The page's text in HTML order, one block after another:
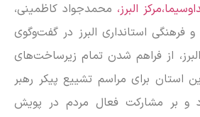
البرز، محمدجواد کاظمینی،
فرهنگی استانداری البرز در گفت‌وگوی
از فراهم شدن تمام زیرساخت‌های
استان برای مراسم تشییع پیکر رهبر
و بر مشارکت فعال مردم در پویش